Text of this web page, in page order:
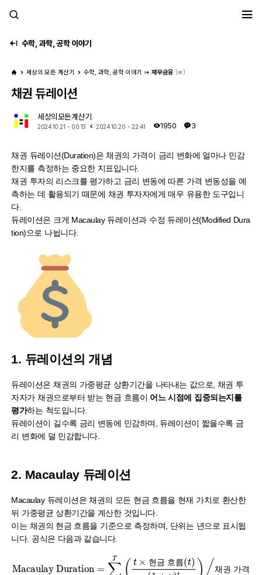
수학, 과학, 공학 이야기
세상의 모든 계산기 수학, 과학, 공학 이야기 재무금융 ( )
채권 듀레이션
세상의모든계산기
2024.10.21 - 00:13 2024.10.20 - 22:41 1950 3
채권 듀레이션(Duration)은 채권의 가격이 금리 변화에 얼마나 민감
한지를 측정하는 중요한 지표입니다.
채권 투자의 리스크를 평가하고 금리 변동에 따른 가격 변동성을 예
측하는 데 활용되기 때문에 채권 투자자에게 매우 유용한 도구입니
다.
듀레이션은 크게 Macaulay 듀레이션과 수정 듀레이션(Modified Dura
tion)으로 나뉩니다.
1. 듀레이션의 개념
듀레이션은 채권의 가중평균 상환기간을 나타내는 값으로, 채권 투
자자가 채권으로부터 받는 현금 흐름이 어느 시점에 집중되는지를
평가하는 척도입니다.
듀레이션이 길수록 금리 변동에 민감하며, 듀레이션이 짧을수록 금
리 변화에 덜 민감합니다.
2. Macaulay 듀레이션
Macaulay 듀레이션은 채권의 모든 현금 흐름을 현재 가치로 환산한
뒤 가중평균 상환기간을 계산한 것입니다.
이는 채권의 현금 흐름을 기준으로 측정하며, 단위는 년으로 표시됩
니다. 공식은 다음과 같습니다.
채 권 가 격
Macaulay Duration= ∑ t=1T(t×현금 흐름( t)(1+y)
t )/채권 가격